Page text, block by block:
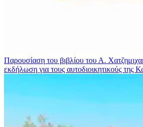
Παρουσίαση του βιβλίου του Α.
εκδήλωση για τους αυτοδιοικητικούς της